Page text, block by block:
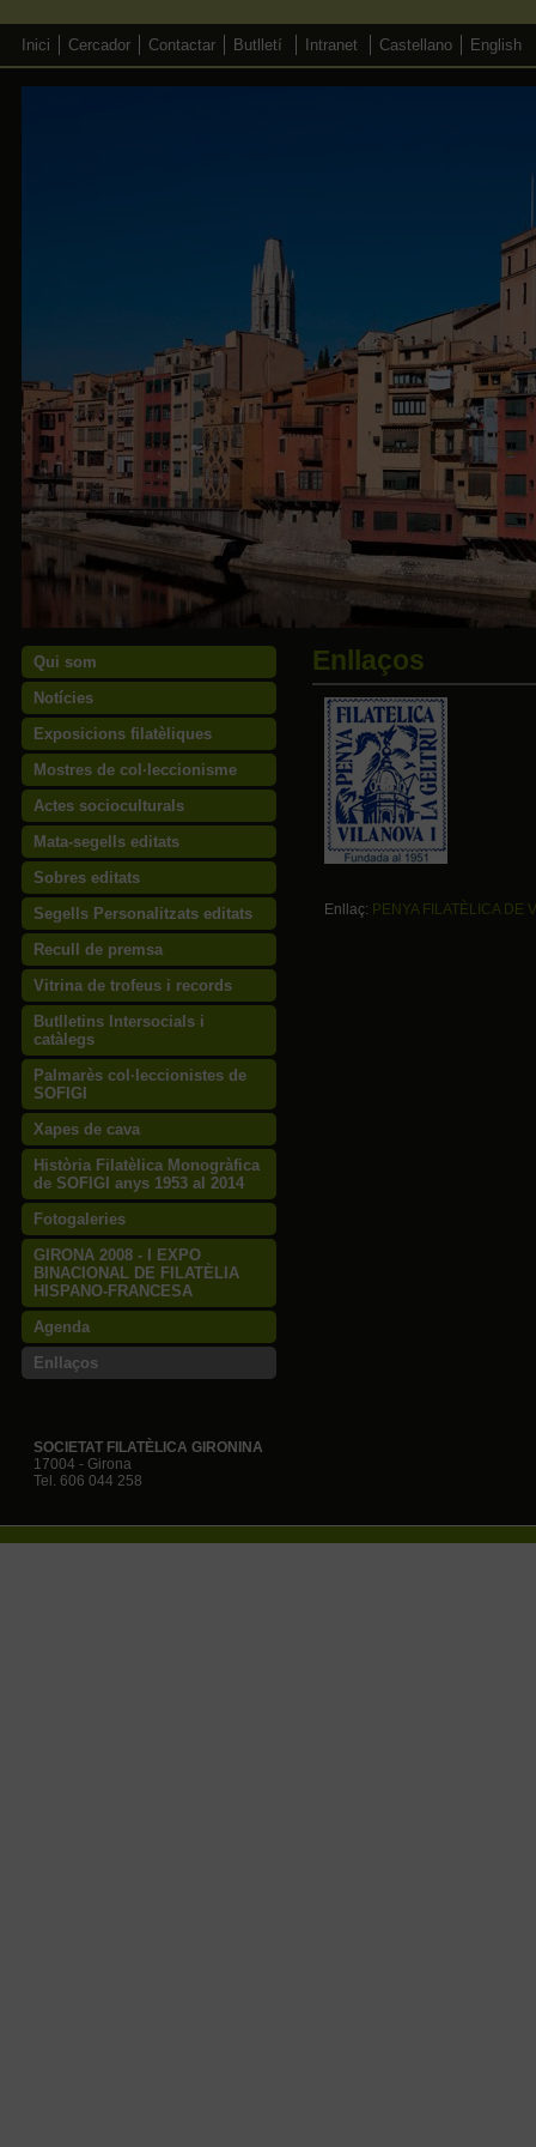
Inici Cercador Contactar Butlletí Intranet Castellano English
Qui som
Notícies
Exposicions filatèliques
Mostres de col·leccionisme
Actes socioculturals
Mata-segells editats
Sobres editats
Segells Personalitzats editats
Recull de premsa
Vitrina de trofeus i records
Butlletins Intersocials i
catàlegs
Palmarès col·leccionistes de
SOFIGI
Xapes de cava
Història Filatèlica Monogràfica
de SOFIGI anys 1953 al 2014
Fotogaleries
GIRONA 2008 - I EXPO
BINACIONAL DE FILATÈLIA
HISPANO-FRANCESA
Agenda
Enllaços
SOCIETAT FILATÈLICA GIRONINA
17004 - Girona
Tel. 606 044 258
Enllaços
Enllaç: PENYA FILATÈLICA DE